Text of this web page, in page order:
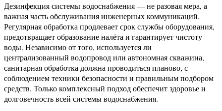
Дезинфекция системы водоснабжения — не разовая мера, а
важная часть обслуживания инженерных коммуникаций.
Регулярная обработка продлевает срок службы оборудования,
предотвращает образование налёта и гарантирует чистоту
воды. Независимо от того, используется ли
централизованный водопровод или автономная скважина,
санитарная обработка должна проводиться планово, с
соблюдением техники безопасности и правильным подбором
средств. Только комплексный подход обеспечит здоровье и
долговечность всей системы водоснабжения.